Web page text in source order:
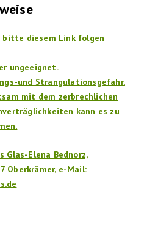
bitte diesem Link folgen
ungeeignet.
und Strangulationsgefahr.
mit dem zerbrechlichen
kann es zu
Glas-Elena Bednorz,
Oberkrämer, e-Mail: